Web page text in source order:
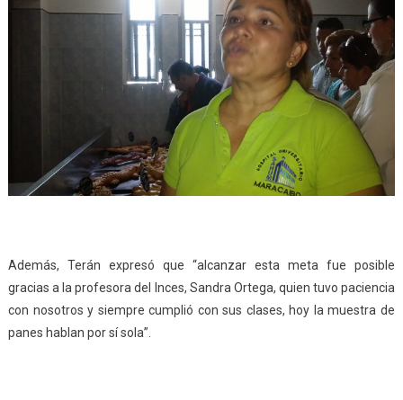
Además, Terán expresó que “alcanzar esta meta fue posible
gracias a la profesora del Inces, Sandra Ortega, quien tuvo paciencia
con nosotros y siempre cumplió con sus clases, hoy la muestra de
panes hablan por sí sola”.